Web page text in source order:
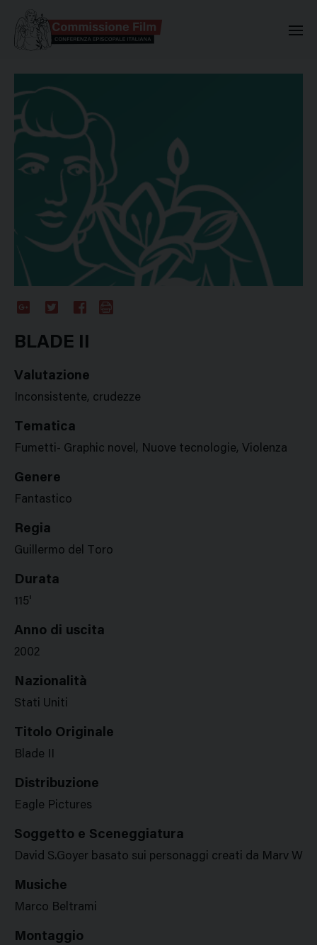
Plus
BLADE II
Valutazione
Inconsistente, crudezze
Tematica
Fumetti- Graphic novel, Nuove tecnologie, Violenza
Genere
Fantastico
Regia
Guillermo del Toro
Durata
115'
Anno di uscita
2002
Nazionalità
Stati Uniti
Titolo Originale
Blade II
Distribuzione
Eagle Pictures
Soggetto e Sceneggiatura
David S.Goyer basato sui personaggi creati da Marv
Musiche
Marco Beltrami
Montaggio